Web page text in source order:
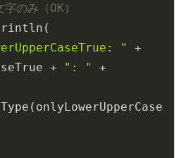
のみ（OK）
"
+
+
": " +